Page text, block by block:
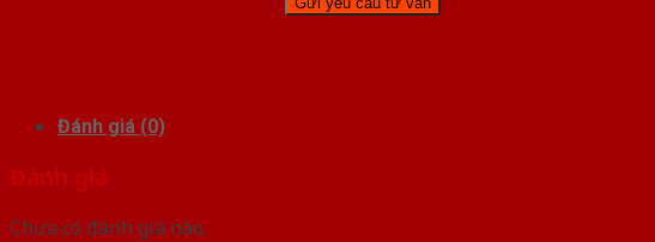
Đánh giá (0)
Đánh giá
Chưa có đánh giá nào.